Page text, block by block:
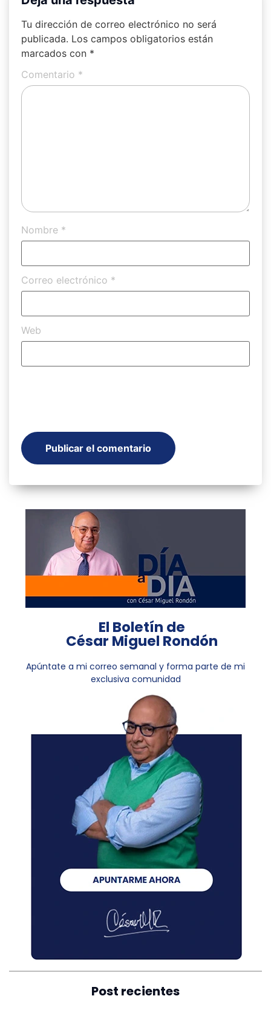
Tu dirección de correo electrónico no será
publicada. Los campos obligatorios están
marcados con *
Comentario *
Nombre *
Correo electrónico *
Web
El Boletín de
César Miguel Rondón
Apúntate a mi correo semanal y forma parte de mi
exclusiva comunidad
Post recientes